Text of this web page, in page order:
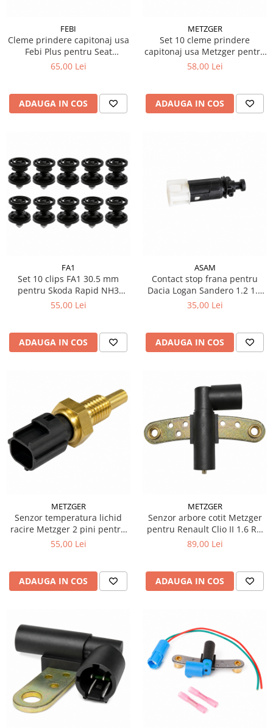
FEBI
Cleme prindere capitonaj usa
Febi Plus pentru Seat
Alhambra 710 711
65,00 Lei
ADAUGA IN COS
METZGER
Set 10 cleme prindere
capitonaj usa Metzger pentru
Audi A6 C7 Avant
58,00 Lei
ADAUGA IN COS
FA1
Set 10 clips FA1 30.5 mm
pentru Skoda Rapid NH3
Spaceback NH1
55,00 Lei
ADAUGA IN COS
ASAM
Contact stop frana pentru
Dacia Logan Sandero 1.2 1.4
1.6 MPI
35,00 Lei
ADAUGA IN COS
METZGER
Senzor temperatura lichid
racire Metzger 2 pini pentru
Ford Focus I 1.4 1.6 16V
55,00 Lei
ADAUGA IN COS
METZGER
Senzor arbore cotit Metzger
pentru Renault Clio II 1.6 RN
RT 66 kW
89,00 Lei
ADAUGA IN COS